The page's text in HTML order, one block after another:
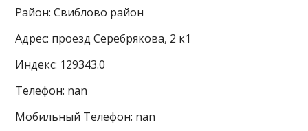
Район: Свиблово район
Адрес: проезд Серебрякова, 2 к1
Индекс: 129343.0
Телефон: nan
Мобильный Телефон: nan